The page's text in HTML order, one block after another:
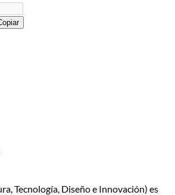
Tecnología, Diseño e Innovación) es